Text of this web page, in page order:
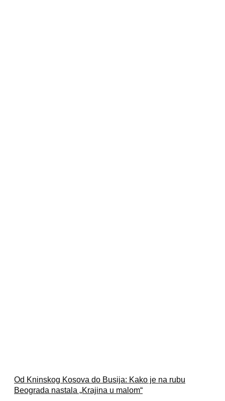
Od Kninskog Kosova do Busija: Kako je na rubu
Beograda nastala „Krajina u malom“